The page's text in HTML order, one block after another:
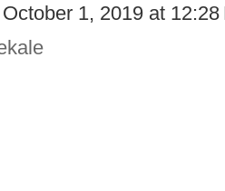
October 1, 2019 at 12:28